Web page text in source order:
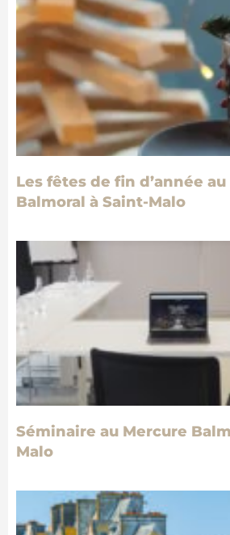
Les fêtes de fin d’année
Balmoral à Saint-Malo
Séminaire au Mercure
Malo